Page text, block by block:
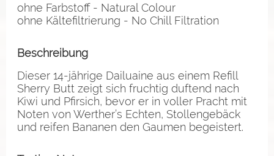
ohne Farbstoff - Natural Colour
ohne Kältefiltrierung - No Chill Filtration
Beschreibung
Dieser 14-jährige Dailuaine aus einem Refill
Sherry Butt zeigt sich fruchtig duftend nach
Kiwi und Pfirsich, bevor er in voller Pracht mit
Noten von Werther’s Echten, Stollengebäck
und reifen Bananen den Gaumen begeistert.